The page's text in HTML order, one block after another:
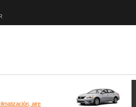
aire